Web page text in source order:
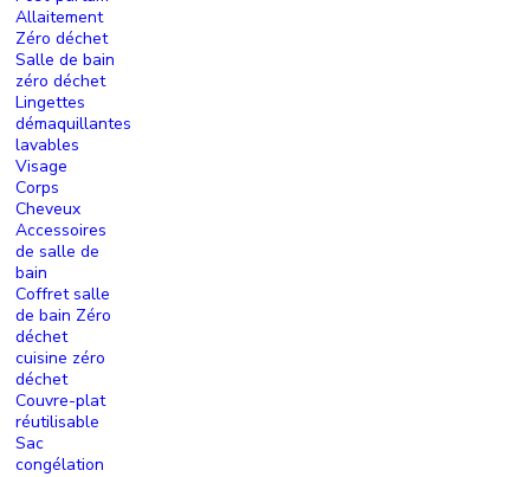
Allaitement
Zéro déchet
Salle de bain
zéro déchet
Lingettes
démaquillantes
lavables
Visage
Corps
Cheveux
Accessoires
de salle de
bain
Coffret salle
de bain Zéro
déchet
cuisine zéro
déchet
Couvre-plat
réutilisable
Sac
congélation